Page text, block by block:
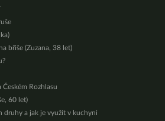
břiše (Zuzana, 38 let)
Českém Rozhlasu
60 let)
druhy a jak je využít v kuchyni